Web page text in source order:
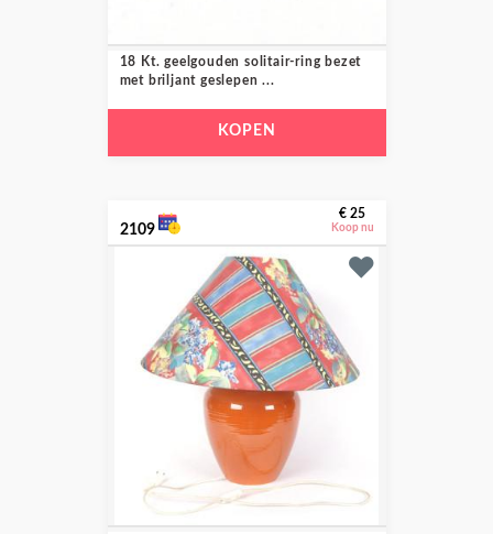
18 Kt. geelgouden solitair-ring bezet
met briljant geslepen ...
KOPEN
2109
€ 25
Koop nu